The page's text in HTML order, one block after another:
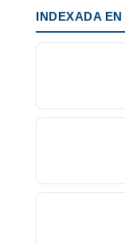
INDEXADA EN